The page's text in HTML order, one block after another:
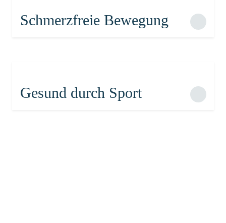
Schmerzfreie Bewegung
Gesund durch Sport